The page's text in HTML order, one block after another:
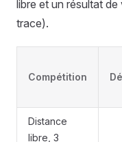
libre et un résultat de
trace).
Compétition
Distance
libre, 3